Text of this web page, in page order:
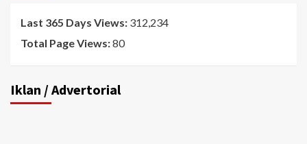
Last 365 Days Views: 312,234
Total Page Views:80
Iklan / Advertorial